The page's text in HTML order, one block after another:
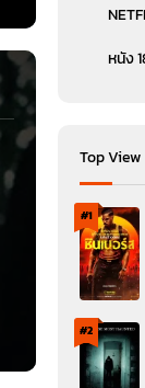
หนัง
Top View
#1
#2